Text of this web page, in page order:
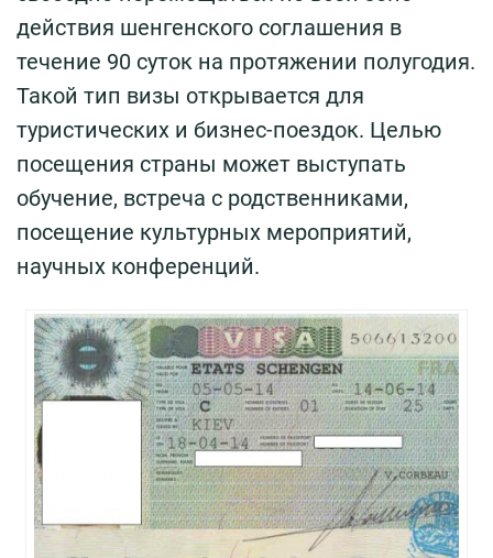
действия шенгенского соглашения в
течение 90 суток на протяжении полугодия.
Такой тип визы открывается для
туристических и бизнес-поездок. Целью
посещения страны может выступать
обучение, встреча с родственниками,
посещение культурных мероприятий,
научных конференций.